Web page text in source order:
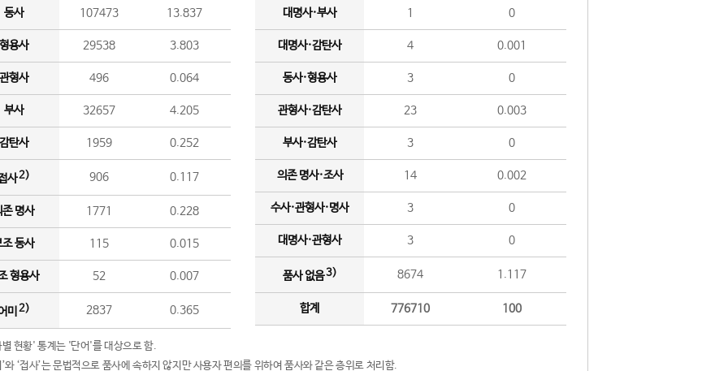
동사 107473 13.837
용사 29538 3.803
형사 496 0.064
부사 32657 4.205
탄사 1959 0.252
사2) 906 0.117
존 명사 1771 0.228
조 동사 115 0.015
형용사 52 0.007
미 2) 2837 0.365
대명사·부사 1 0
대명사·감탄사 4 0.001
동사·형용사 3 0
관형사·감탄사 23 0.003
부사·감탄사 3 0
의존 명사·조사 14 0.002
수사·관형사·명사 3 0
대명사·관형사 3 0
품사 없음3) 8674 1.117
합계 776710 100
현황' 통계는 '단어'를 대상으로 함.
와 ‘접사’는 문법적으로 품사에 속하지 않지만 사용자 편의를 위하여 품사와 같은 층위로 처리함.